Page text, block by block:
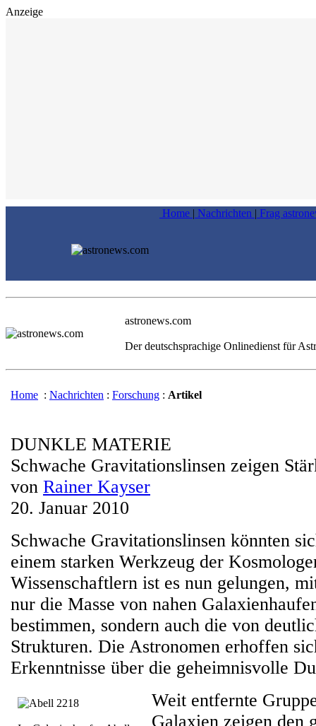
Anzeige
Home | Nachrichten | Frag
astronews.com
Der deutschsprachige Onlinedienst für
Home : Nachrichten : Forschung : Artikel
DUNKLE MATERIE
Schwache Gravitationslinsen zeigen
von Rainer Kayser
20. Januar 2010
Schwache Gravitationslinsen könnten
einem starken Werkzeug der
Wissenschaftlern ist es nun gelungen,
nur die Masse von nahen
bestimmen, sondern auch die von
Strukturen. Die Astronomen erhoffen
Erkenntnisse über die geheimnisvolle
Weit entfernte
Galaxien zeigen den